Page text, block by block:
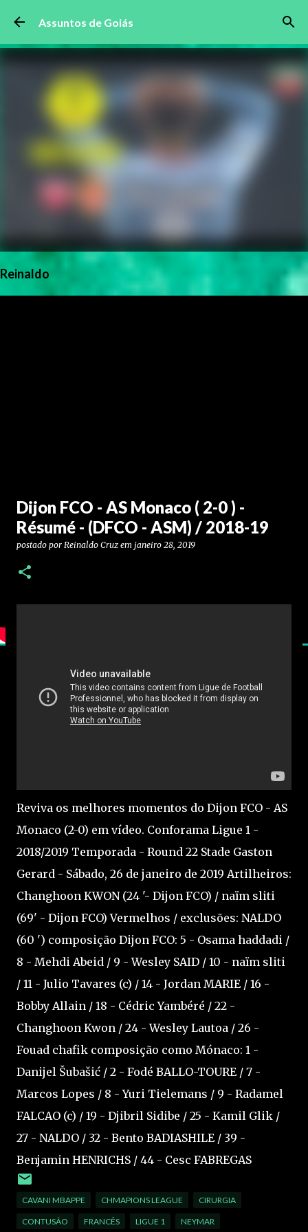
Pular para o conteúdo principal
Assuntos de Goiás
Reinaldo
Dijon FCO - AS Monaco ( 2-0 ) -
Résumé - (DFCO - ASM) / 2018-19
postado por Reinaldo Cruz em janeiro 28, 2019
Reviva os melhores momentos do Dijon FCO - AS
Monaco (2-0) em vídeo. Conforama Ligue 1 -
2018/2019 Temporada - Round 22 Stade Gaston
Gerard - Sábado, 26 de janeiro de 2019 Artilheiros:
Changhoon KWON (24 '- Dijon FCO) / naïm sliti
(69' - Dijon FCO) Vermelhos / exclusões: NALDO
(60 ') composição Dijon FCO: 5 - Osama haddadi /
8 - Mehdi Abeid / 9 - Wesley SAID / 10 - naïm sliti
/ 11 - Julio Tavares (c) / 14 - Jordan MARIE / 16 -
Bobby Allain / 18 - Cédric Yambéré / 22 -
Changhoon Kwon / 24 - Wesley Lautoa / 26 -
Fouad chafik composição como Mónaco: 1 -
Danijel Šubašić / 2 - Fodé BALLO-TOURE / 7 -
Marcos Lopes / 8 - Yuri Tielemans / 9 - Radamel
FALCAO (c) / 19 - Djibril Sidibe / 25 - Kamil Glik /
27 - NALDO / 32 - Bento BADIASHILE / 39 -
Benjamin HENRICHS / 44 - Cesc FABREGAS
CAVANI MBAPPE CHMAPIONS LEAGUE CIRURGIA
CONTUSÃO FRANCÊS LIGUE 1 NEYMAR